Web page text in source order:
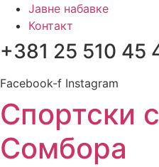
Јавне набавке
Контакт
+381 25 510 45
Facebook-f Instagram
Спортски
Сомбора​